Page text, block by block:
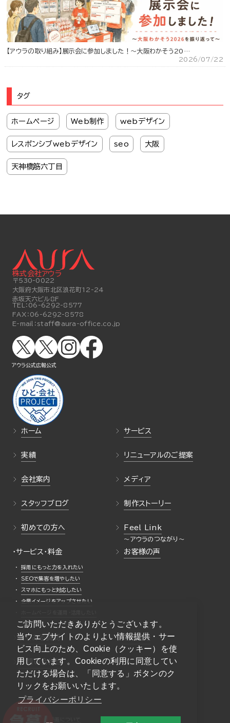
ご訪問いただきありがとうございます。
当ウェブサイトのよりよい情報提供・サー
ビス向上のため、Cookie（クッキー）を使
用しています。Cookieの利用に同意してい
ただける場合は、「同意する」ボタンのク
リックをお願いいたします。
プライバシーポリシー
【アウラの取り組み】展示会に参加しました！～大阪わかそう20…
2026/07/22
タグ
ホームページ Web制作 webデザイン
レスポンシブwebデザイン seo 大阪
天神橋筋六丁目
ホーム サービス
実績 リニューアルのご提案
会社案内 メディア
スタッフブログ 制作ストーリー
初めての方へ Feel Link
・サービス・料金
採用にもっと力を入れたい
SEOで集客を増やしたい
スマホにもっと対応したい
企業イメージをアップさせたい
お客様の声
よくある質問 採用情報
お問い合わせ
株式会社アウラ
〒530-0022
大阪府大阪市北区浪花町12-24
赤坂天六ビル8F
TEL： 06-6292-8577
FAX： 06-6292-8578
E-mail： staff@aura-office.co.jp
アウラ公式広報公式